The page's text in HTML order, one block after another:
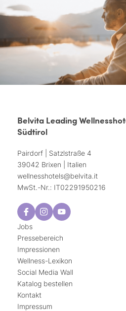
Belvita Leading
Südtirol
Pairdorf | Satzlstraße 4
39042 Brixen | Italien
wellnesshotels@belvita.it
MwSt.-Nr.: IT02291950216
Jobs
Pressebereich
Impressionen
Wellness-Lexikon
Social Media Wall
Katalog bestellen
Kontakt
Impressum